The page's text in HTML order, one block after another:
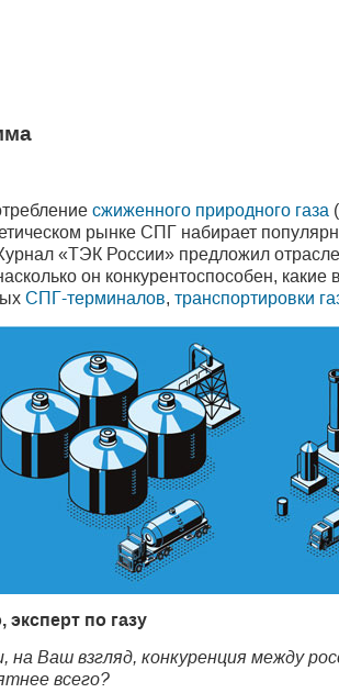
сжиженного природного газа
рынке СПГ набирает
«ТЭК России» предложил
он конкурентоспособен,
СПГ-терминалов, транспортировки
по газу
Ваш взгляд, конкуренция между
всего?